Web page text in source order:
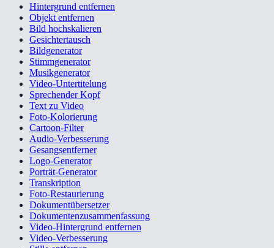
Hintergrund entfernen
Objekt entfernen
Bild hochskalieren
Gesichtertausch
Bildgenerator
Stimmgenerator
Musikgenerator
Video-Untertitelung
Sprechender Kopf
Text zu Video
Foto-Kolorierung
Cartoon-Filter
Audio-Verbesserung
Gesangsentferner
Logo-Generator
Porträt-Generator
Transkription
Foto-Restaurierung
Dokumentübersetzer
Dokumentenzusammenfassung
Video-Hintergrund entfernen
Video-Verbesserung